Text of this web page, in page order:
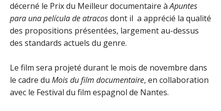
décerné le Prix du Meilleur documentaire àApuntes
para una película de atracosdont il a apprécié la qualité
des propositions présentées, largement au-dessus
des standards actuels du genre.
Le film sera projeté durant le mois de novembre dans
le cadre du Mois du film documentaire, en collaboration
avec le Festival du film espagnol de Nantes.